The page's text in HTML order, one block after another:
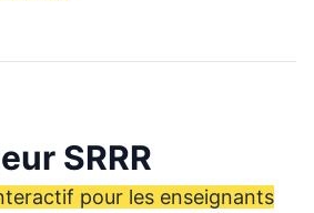
SRRR
pour les enseignants